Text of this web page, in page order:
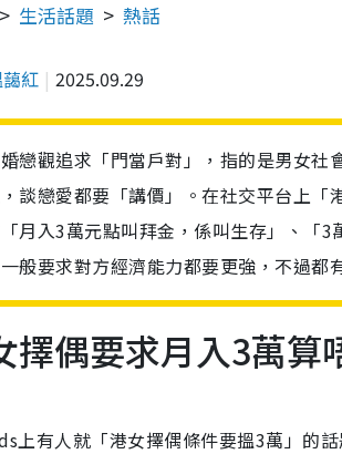
生活話題 熱話
紅 2025.09.29
戀觀追求「門當戶對」，指的是男女
談戀愛都要「講價」。在社交平台上
月入3萬元點叫拜金，係叫生存」、「
般要求對方經濟能力都要更強，不過都
擇偶要求月入3萬算
上有人就「港女擇偶條件要搵3萬」的